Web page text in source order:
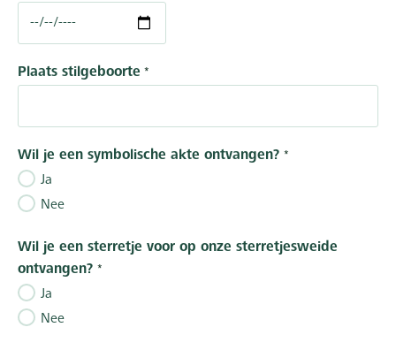
Plaats stilgeboorte
Wil je een symbolische akte ontvangen?
Ja
Nee
Wil je een sterretje voor op onze sterretjesweide
ontvangen?
Ja
Nee